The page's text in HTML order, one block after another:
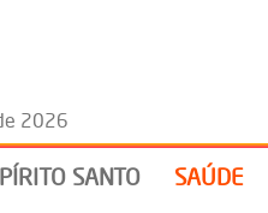
2026
SANTO SAÚDE